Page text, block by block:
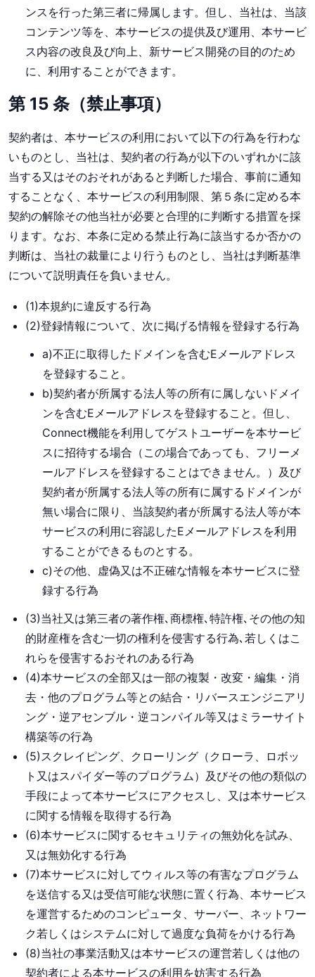
ンスを行った第三者に帰属します。但し、当社は、当該
コンテンツ等を、本サービスの提供及び運用、本サービ
ス内容の改良及び向上、新サービス開発の目的のため
に、利用することができます。
第 15 条（禁止事項）
契約者は、本サービスの利用において以下の行為を行わな
いものとし、当社は、契約者の行為が以下のいずれかに該
当する又はそのおそれがあると判断した場合、事前に通知
することなく、本サービスの利用制限、第５条に定める本
契約の解除その他当社が必要と合理的に判断する措置を採
ります。なお、本条に定める禁止行為に該当するか否かの
判断は、当社の裁量により行うものとし、当社は判断基準
について説明責任を負いません。
(1)本規約に違反する行為
(2)登録情報について、次に掲げる情報を登録する行為
a)不正に取得したドメインを含むEメールアドレス
を登録すること。
b)契約者が所属する法人等の所有に属しないドメイ
ンを含むEメールアドレスを登録すること。但し、
Connect機能を利用してゲストユーザーを本サービ
スに招待する場合（この場合であっても、フリーメ
ールアドレスを登録することはできません。）及び
契約者が所属する法人等の所有に属するドメインが
無い場合に限り、当該契約者が所属する法人等が本
サービスの利用に容認したEメールアドレスを利用
することができるものとする。
c)その他、虚偽又は不正確な情報を本サービスに登
録する行為
(3)当社又は第三者の著作権､商標権､特許権､その他の知
的財産権を含む一切の権利を侵害する行為､若しくはこ
れらを侵害するおそれのある行為
(4)本サービスの全部又は一部の複製・改変・編集・消
去・他のプログラム等との結合・リバースエンジニアリ
ング・逆アセンブル・逆コンパイル等又はミラーサイト
構築等の行為
(5)スクレイピング、クローリング（クローラ、ロボッ
ト又はスパイダー等のプログラム）及びその他の類似の
手段によって本サービスにアクセスし、又は本サービス
に関する情報を取得する行為
(6)本サービスに関するセキュリティの無効化を試み、
又は無効化する行為
(7)本サービスに対してウィルス等の有害なプログラム
を送信する又は受信可能な状態に置く行為、本サービス
を運営するためのコンピュータ、サーバー、ネットワー
ク若しくはシステムに対して過度な負荷をかける行為
(8)当社の事業活動又は本サービスの運営若しくは他の
契約者による本サービスの利用を妨害する行為